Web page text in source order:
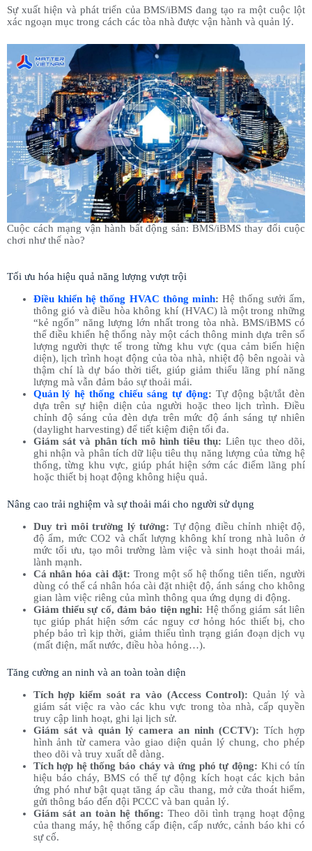
Sự xuất hiện và phát triển của BMS/iBMS đang tạo ra một cuộc lột
xác ngoạn mục trong cách các tòa nhà được vận hành và quản lý.
Cuộc cách mạng vận hành bất động sản: BMS/iBMS thay đổi cuộc
chơi như thế nào?
Tối ưu hóa hiệu quả năng lượng vượt trội
Điều khiển hệ thống HVAC thông minh: Hệ thống sưởi ấm,
thông gió và điều hòa không khí (HVAC) là một trong những
“kẻ ngốn” năng lượng lớn nhất trong tòa nhà. BMS/iBMS có
thể điều khiển hệ thống này một cách thông minh dựa trên số
lượng người thực tế trong từng khu vực (qua cảm biến hiện
diện), lịch trình hoạt động của tòa nhà, nhiệt độ bên ngoài và
thậm chí là dự báo thời tiết, giúp giảm thiểu lãng phí năng
lượng mà vẫn đảm bảo sự thoải mái.
Quản lý hệ thống chiếu sáng tự động: Tự động bật/tắt đèn
dựa trên sự hiện diện của người hoặc theo lịch trình. Điều
chỉnh độ sáng của đèn dựa trên mức độ ánh sáng tự nhiên
(daylight harvesting) để tiết kiệm điện tối đa.
Giám sát và phân tích mô hình tiêu thụ: Liên tục theo dõi,
ghi nhận và phân tích dữ liệu tiêu thụ năng lượng của từng hệ
thống, từng khu vực, giúp phát hiện sớm các điểm lãng phí
hoặc thiết bị hoạt động không hiệu quả.
Nâng cao trải nghiệm và sự thoải mái cho người sử dụng
Duy trì môi trường lý tưởng: Tự động điều chỉnh nhiệt độ,
độ ẩm, mức CO2 và chất lượng không khí trong nhà luôn ở
mức tối ưu, tạo môi trường làm việc và sinh hoạt thoải mái,
lành mạnh.
Cá nhân hóa cài đặt: Trong một số hệ thống tiên tiến, người
dùng có thể cá nhân hóa cài đặt nhiệt độ, ánh sáng cho không
gian làm việc riêng của mình thông qua ứng dụng di động.
Giảm thiểu sự cố, đảm bảo tiện nghi: Hệ thống giám sát liên
tục giúp phát hiện sớm các nguy cơ hỏng hóc thiết bị, cho
phép bảo trì kịp thời, giảm thiểu tình trạng gián đoạn dịch vụ
(mất điện, mất nước, điều hòa hỏng…).
Tăng cường an ninh và an toàn toàn diện
Tích hợp kiểm soát ra vào (Access Control): Quản lý và
giám sát việc ra vào các khu vực trong tòa nhà, cấp quyền
truy cập linh hoạt, ghi lại lịch sử.
Giám sát và quản lý camera an ninh (CCTV): Tích hợp
hình ảnh từ camera vào giao diện quản lý chung, cho phép
theo dõi và truy xuất dễ dàng.
Tích hợp hệ thống báo cháy và ứng phó tự động: Khi có tín
hiệu báo cháy, BMS có thể tự động kích hoạt các kịch bản
ứng phó như bật quạt tăng áp cầu thang, mở cửa thoát hiểm,
gửi thông báo đến đội PCCC và ban quản lý.
Giám sát an toàn hệ thống: Theo dõi tình trạng hoạt động
của thang máy, hệ thống cấp điện, cấp nước, cảnh báo khi có
sự cố.